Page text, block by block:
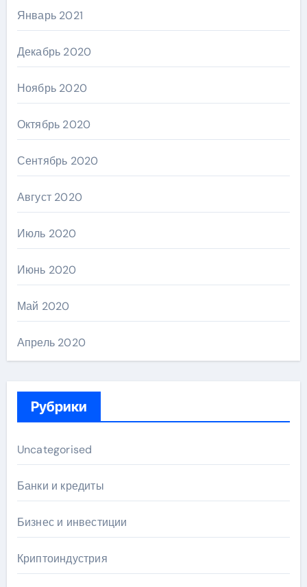
Январь 2021
Декабрь 2020
Ноябрь 2020
Октябрь 2020
Сентябрь 2020
Август 2020
Июль 2020
Июнь 2020
Май 2020
Апрель 2020
Рубрики
Uncategorised
Банки и кредиты
Бизнес и инвестиции
Криптоиндустрия